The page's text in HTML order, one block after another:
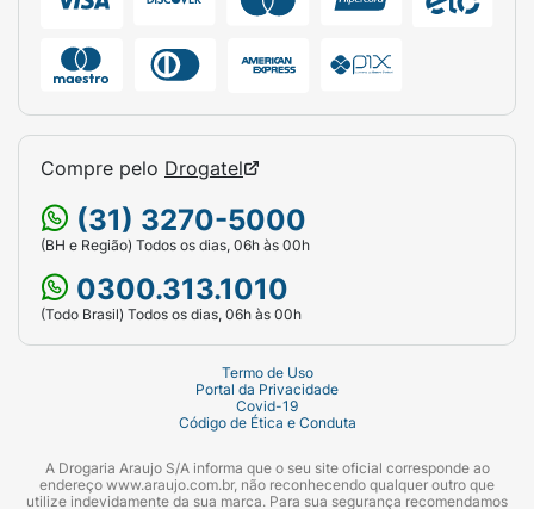
Compre pelo Drogatel
(31) 3270-5000
(BH e Região) Todos os dias, 06h às 00h
0300.313.1010
(Todo Brasil) Todos os dias, 06h às 00h
Termo de Uso
Portal da Privacidade
Covid-19
Código de Ética e Conduta
A Drogaria Araujo S/A informa que o seu site oficial corresponde ao
endereço www.araujo.com.br, não reconhecendo qualquer outro que
utilize indevidamente da sua marca. Para sua segurança recomendamos